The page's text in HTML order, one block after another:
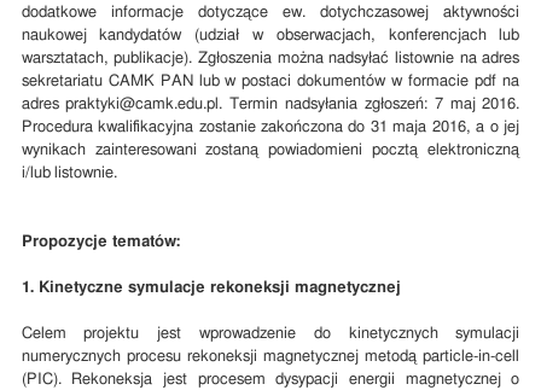
dodatkowe informacje dotyczące ew. dotychczasowej aktywności
naukowej kandydatów (udział w obserwacjach, konferencjach lub
warsztatach, publikacje). Zgłoszenia można nadsyłać listownie na adres
sekretariatu CAMK PAN lub w postaci dokumentów w formacie pdf na
adres praktyki@camk.edu.pl. Termin nadsyłania zgłoszeń: 7 maj 2016.
Procedura kwalifikacyjna zostanie zakończona do 31 maja 2016, a o jej
wynikach zainteresowani zostaną powiadomieni pocztą elektroniczną
i/lub listownie.
Propozycje tematów:
1. Kinetyczne symulacje rekoneksji magnetycznej
Celem projektu jest wprowadzenie do kinetycznych symulacji
numerycznych procesu rekoneksji magnetycznej metodą particle-in-cell
(PIC). Rekoneksja jest procesem dysypacji energii magnetycznej o